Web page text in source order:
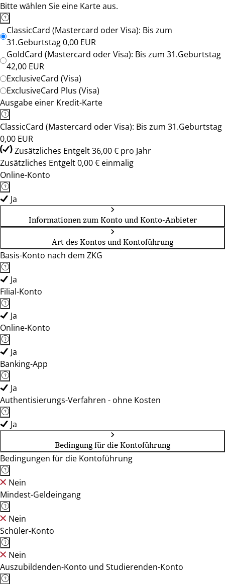
Bitte wählen Sie eine Karte aus.
ClassicCard (Mastercard oder Visa): Bis zum
31.Geburtstag 0,00 EUR
GoldCard (Mastercard oder Visa): Bis zum 31.Geburtstag
42,00 EUR
ExclusiveCard (Visa)
ExclusiveCard Plus (Visa)
Ausgabe einer Kredit-Karte
ClassicCard (Mastercard oder Visa): Bis zum 31.Geburtstag
0,00 EUR
Zusätzliches Entgelt 36,00 € pro Jahr
Zusätzliches Entgelt 0,00 € einmalig
Online-Konto
Ja
Informationen zum Konto und Konto-Anbieter
Art des Kontos und Kontoführung
Basis-Konto nach dem ZKG
Ja
Filial-Konto
Ja
Online-Konto
Ja
Banking-App
Ja
Authentisierungs-Verfahren - ohne Kosten
Ja
Bedingung für die Kontoführung
Bedingungen für die Kontoführung
Nein
Mindest-Geldeingang
Nein
Schüler-Konto
Nein
Auszubildenden-Konto und Studierenden-Konto